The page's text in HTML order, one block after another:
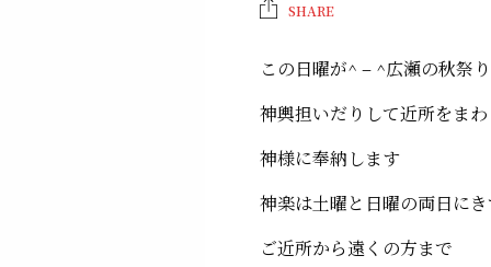
SHARE
この日曜が^ – ^広瀬の秋祭り
神輿担いだりして近所をま
神様に奉納します
神楽は土曜と日曜の両日に
ご近所から遠くの方まで